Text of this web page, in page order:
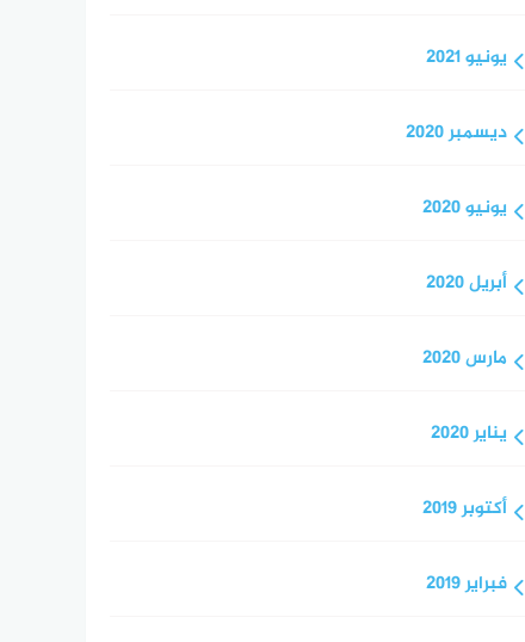
يونيو 2021
ديسمبر 2020
يونيو 2020
أبريل 2020
مارس 2020
يناير 2020
أكتوبر 2019
فبراير 2019